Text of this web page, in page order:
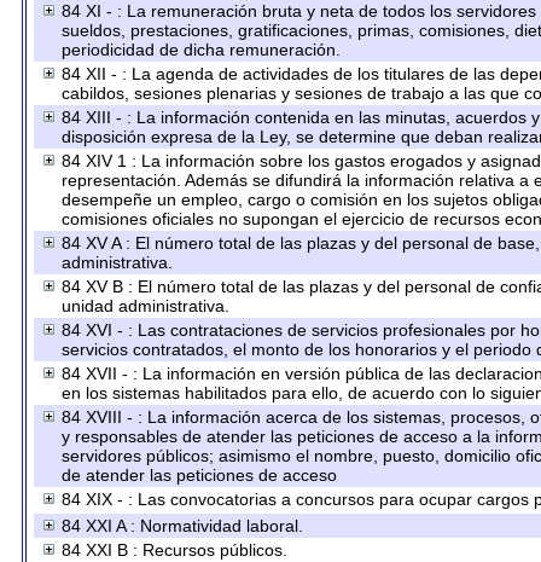
84 XI - : La remuneración bruta y neta de todos los
sueldos, prestaciones, gratificaciones, primas, comisiones,
periodicidad de dicha remuneración.
84 XII - : La agenda de actividades de los titulares de las
cabildos, sesiones plenarias y sesiones de trabajo a las que
84 XIII - : La información contenida en las minutas, acuerdos
disposición expresa de la Ley, se determine que deban
84 XIV 1 : La información sobre los gastos erogados y
representación. Además se difundirá la información relativa
desempeñe un empleo, cargo o comisión en los sujetos
comisiones oficiales no supongan el ejercicio de recursos
84 XV A : El número total de las plazas y del personal de
administrativa.
84 XV B : El número total de las plazas y del personal de
unidad administrativa.
84 XVI - : Las contrataciones de servicios profesionales por
servicios contratados, el monto de los honorarios y el periodo
84 XVII - : La información en versión pública de las
en los sistemas habilitados para ello, de acuerdo con lo
84 XVIII - : La información acerca de los sistemas, procesos,
y responsables de atender las peticiones de acceso a la
servidores públicos; asimismo el nombre, puesto, domicilio
de atender las peticiones de acceso
84 XIX - : Las convocatorias a concursos para ocupar cargos
84 XXI A : Normatividad laboral.
84 XXI B : Recursos públicos.